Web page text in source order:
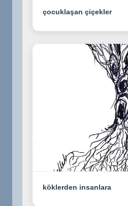
çocuklaşan çiçekler
köklerden insanlara